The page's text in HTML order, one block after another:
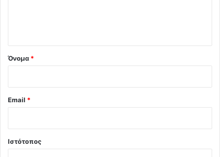
Όνομα *
Email *
Ιστότοπος